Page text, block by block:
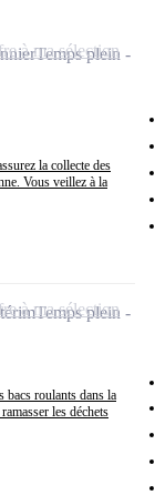
la collecte des
Vous veillez à la
Temps plein
à ma sélection
bacs roulants dans la
les déchets
Temps plein
à ma sélection